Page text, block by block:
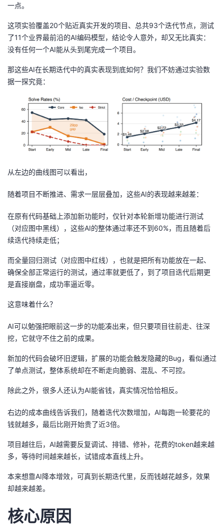
课
的
证
我
实
验
的
收
藏
术
持
云
建
议
一点。
这项实验覆盖20个贴近真实开发的项目、总共93个迭代节点，测试
了11个业界最前沿的AI编码模型，结论令人意外，却又无比真实：
没有任何一个AI能从头到尾完成一个项目。
那这些AI在长期迭代中的真实表现到底如何？我们不妨通过实验数
据一探究竟：
从左边的曲线图可以看出，
随着项目不断推进、需求一层层叠加，这些AI的表现越来越差：
在原有代码基础上添加新功能时，仅针对本轮新增功能进行测试
（对应图中黑线），这些AI的整体通过率还不到60%，而且随着后
续迭代持续走低；
而全量回归测试（对应图中红线），也就是把所有功能放在一起、
确保全部正常运行的测试，通过率就更低了，到了项目迭代后期更
是直接崩盘，成功率逼近零。
这意味着什么？
AI可以勉强把眼前这一步的功能凑出来，但只要项目往前走、往深
挖，它就守不住之前的成果。
新加的代码会破坏旧逻辑，扩展的功能会触发隐藏的Bug，看似通过
了单点测试，整体系统却在不断走向脆弱、混乱、不可控。
除此之外，很多人还认为AI能省钱，真实情况恰恰相反。
右边的成本曲线告诉我们，随着迭代次数增加，AI每跑一轮要花的
钱就越多，最后比刚开始贵了近3倍。
项目越往后，AI越需要反复调试、排错、修补，花费的token越来越
多，等待时间越来越长，试错成本直线上升。
本来想靠AI降本增效，可真到长期迭代里，反而钱越花越多，效果
却越来越差。
核心原因